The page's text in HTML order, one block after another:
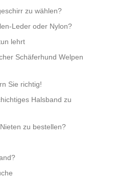
zu wählen?
Leder oder Nylon?
lehrt
Schäferhund Welpen
Sie richtig!
Halsband zu
zu bestellen?